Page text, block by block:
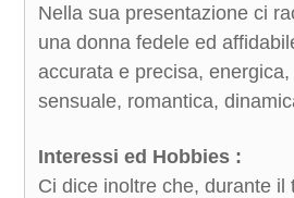
Nella sua presentazione ci
una donna fedele ed
accurata e precisa,
sensuale, romantica,
Interessi ed Hobbies :
Ci dice inoltre che, durante il